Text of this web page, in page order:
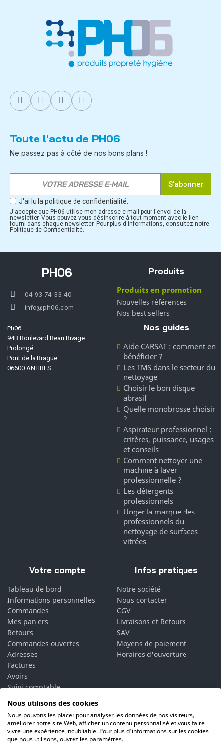
Toute l'actu de PH06
Ne passez pas à côté de nos bons plans !
S’abonner
J'ai lu la politique de confidentialité.
J'accepte que PH06 utilise mon adresse e-mail pour l'envoi de la
newsletter. Vous pouvez vous désinscrire à tout moment avec le lien
fourni dans chaque newsletter. Pour plus d'informations, consultez notre
Politique de Confidentialité.
PH06
04 93 74 33 40
info@ph06.com
Ph06
94B Boulevard Beau Rivage
Prolongé
Pont de la Brague
06600 ANTIBES
Produits
Produits en promotion
Nouvelles références
Nos best sellers
Nos guides
Aide CARSAT : comment en
bénéficier ?
Les TMS dans le secteur du
nettoyage
Choisir le bon disque
abrasif
Quelle monobrosse choisir
?
Aspirateur professionnel :
critères, puissance, usages
et conseils
Comment nettoyer une
machine à laver
professionnelle ?
Les détergents
professionnels
Unger la marque des
professionnels du
nettoyage de surfaces
vitrées
Votre compte
Tableau de bord
Informations personnelles
Commandes
Mes paniers
Retours
Commandes ouvertes
Adresses
Factures
Avoirs
Suivi comptable
Vos alertes
Vos interlocuteurs
Infos pratiques
Notre société
Nous contacter
CGV
Livraisons et Retours
SAV
Moyens de paiement
Horaires d'ouverture
Nous utilisons des cookies
Nous pouvons les placer pour analyser les données de nos visiteurs,
améliorer notre site Web, afficher un contenu personnalisé et vous faire
vivre une expérience inoubliable. Pour plus d'informations sur les cookies
que nous utilisons, ouvrez les paramètres.